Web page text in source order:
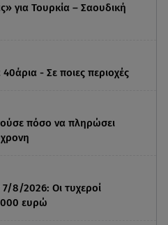
για Τουρκία – Σαουδική
- Σε ποιες περιοχές
πόσο να πληρώσει
8/2026: Οι τυχεροί
ευρώ